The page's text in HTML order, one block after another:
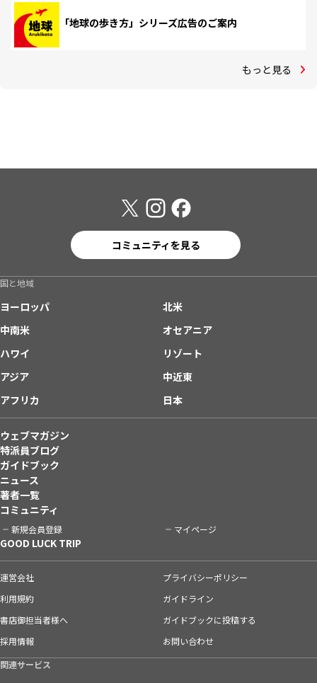
「地球の歩き方」シリーズ広告のご案内
もっと見る
コミュニティを見る
国と地域
ヨーロッパ
北米
中南米
オセアニア
ハワイ
リゾート
アジア
中近東
アフリカ
日本
ウェブマガジン
特派員ブログ
ガイドブック
ニュース
著者一覧
コミュニティ
新規会員登録 マイページ
GOOD LUCK TRIP
運営会社
プライバシーポリシー
利用規約
ガイドライン
書店御担当者様へ
ガイドブックに投稿する
採用情報
お問い合わせ
関連サービス